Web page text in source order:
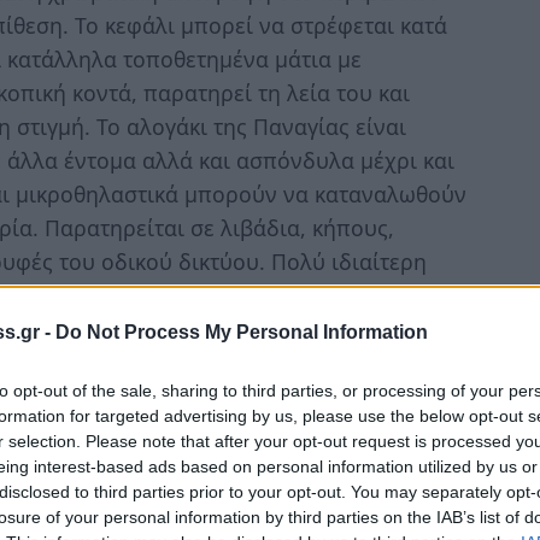
- Do Not Process My Personal Information
opt-out of the sale, sharing to third parties, or processing of your
for targeted advertising by us, please use the below opt-out
selection. Please note that after your opt-out request is processed
interest-based ads based on personal information utilized by us
to third parties prior to your opt-out. You may separately
of your personal information by third parties on the IAB’s list of
Το κεφάλι μπορεί να στρέφεται κατά
τοποθετημένα μάτια με
κοντά, παρατηρεί τη λεία του και
Το αλογάκι της Παναγίας είναι
έντομα αλλά και ασπόνδυλα μέχρι και
μικροθηλαστικά μπορούν να καταναλωθούν
Παρατηρείται σε λιβάδια, κήπους,
του οδικού δικτύου. Πολύ ιδιαίτερη
κατά τη διάρκεια του ζευγαρώματος
και το καταναλώνει ολόκληρο,
των αυγών που θα παραχθούν από το
αποδεκτά από τον άνθρωπο και
για την καταπολέμηση επιβλαβών
λίγοι γνωρίζουν ότι είναι τα πιο
με σαφώς λιγότερους φανατικούς